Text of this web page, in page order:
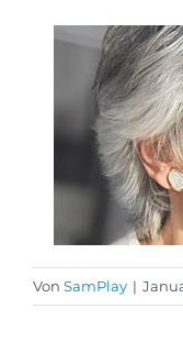
Von SamPlay |